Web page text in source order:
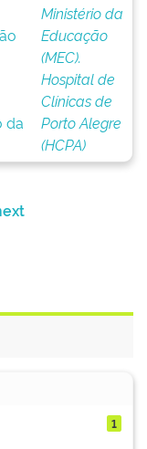
da
Ministério da
Educação
(MEC).
Hospital de
Clínicas de
Porto Alegre
(HCPA)
1